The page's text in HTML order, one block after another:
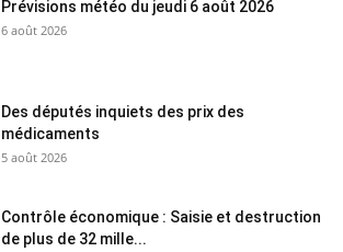
Prévisions météo du jeudi 6 août 2026
6 août 2026
Des députés inquiets des prix des
médicaments
5 août 2026
Contrôle économique : Saisie et destruction
de plus de 32 mille...